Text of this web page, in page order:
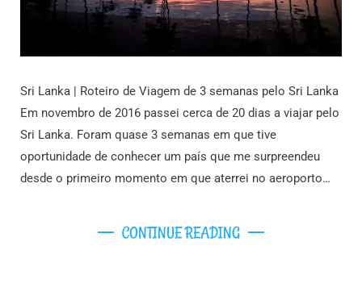
Sri Lanka | Roteiro de Viagem de 3 semanas pelo Sri Lanka
Em novembro de 2016 passei cerca de 20 dias a viajar pelo
Sri Lanka. Foram quase 3 semanas em que tive
oportunidade de conhecer um país que me surpreendeu
desde o primeiro momento em que aterrei no aeroporto…
CONTINUE READING